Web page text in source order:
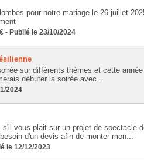
pour notre mariage le 26 juillet
- Publié le 23/10/2024
sur différents thèmes et cette année
débuter la soirée avec...
2024
vous plait sur un projet de spectacle
d'un devis afin de monter mon...
le 12/12/2023